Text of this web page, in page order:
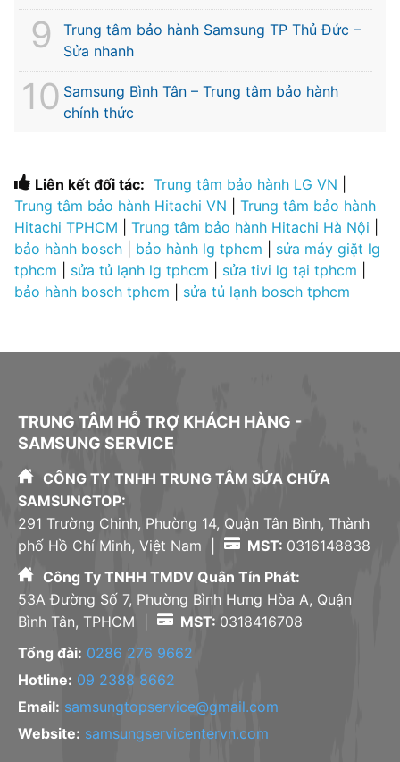
Trung tâm bảo hành Samsung TP Thủ Đức –
Sửa nhanh
Samsung Bình Tân – Trung tâm bảo hành
chính thức
Liên kết đối tác: Trung tâm bảo hành LG VN
Trung tâm bảo hành Hitachi VN
Trung tâm bảo hành
Hitachi TPHCM
Trung tâm bảo hành Hitachi Hà Nội
bảo hành bosch
bảo hành lg tphcm
sửa máy giặt lg
tphcm
sửa tủ lạnh lg tphcm sửa tivi lg tại tphcm
bảo hành bosch tphcm
sửa tủ lạnh bosch tphcm
TRUNG TÂM HỖ TRỢ KHÁCH HÀNG -
SAMSUNG SERVICE
CÔNG TY TNHH TRUNG TÂM SỬA CHỮA
SAMSUNGTOP:
291 Trường Chinh, Phường 14, Quận Tân Bình, Thành
phố Hồ Chí Minh, Việt Nam |
MST: 0316148838
Công Ty TNHH TMDV Quân Tín Phát:
53A Đường Số 7, Phường Bình Hưng Hòa A, Quận
Bình Tân, TPHCM |
MST: 0318416708
Tổng đài: 0286 276 9662
Hotline: 09 2388 8662
Email: samsungtopservice@gmail.com
Website: samsungservicentervn.com